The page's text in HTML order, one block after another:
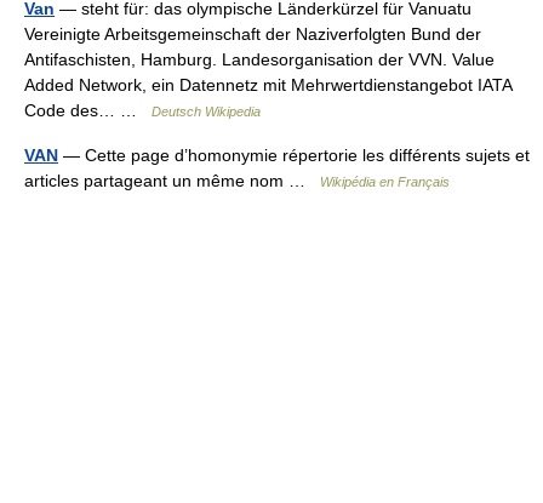
Van — steht für: das olympische Länderkürzel für Vanuatu
Vereinigte Arbeitsgemeinschaft der Naziverfolgten Bund der
Antifaschisten, Hamburg. Landesorganisation der VVN. Value
Added Network, ein Datennetz mit Mehrwertdienstangebot IATA
Code des… …
Deutsch Wikipedia
VAN — Cette page d’homonymie répertorie les différents sujets et
articles partageant un même nom …
Wikipédia en Français